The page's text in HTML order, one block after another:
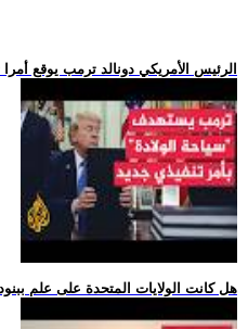
.. الرئيس الأمريكي دونالد ترمب يوقع
.. هل كانت الولايات المتحدة على علم ببنود